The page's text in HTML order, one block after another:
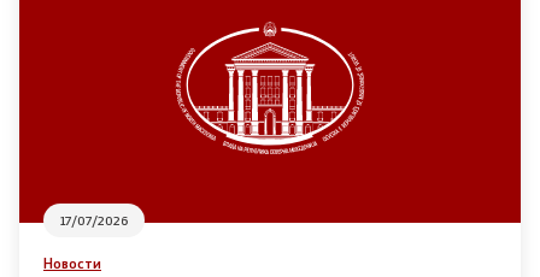
Основање на здружение
Дијалог меѓу Владата и граѓанскиот сектор
17/07/2026
Новости